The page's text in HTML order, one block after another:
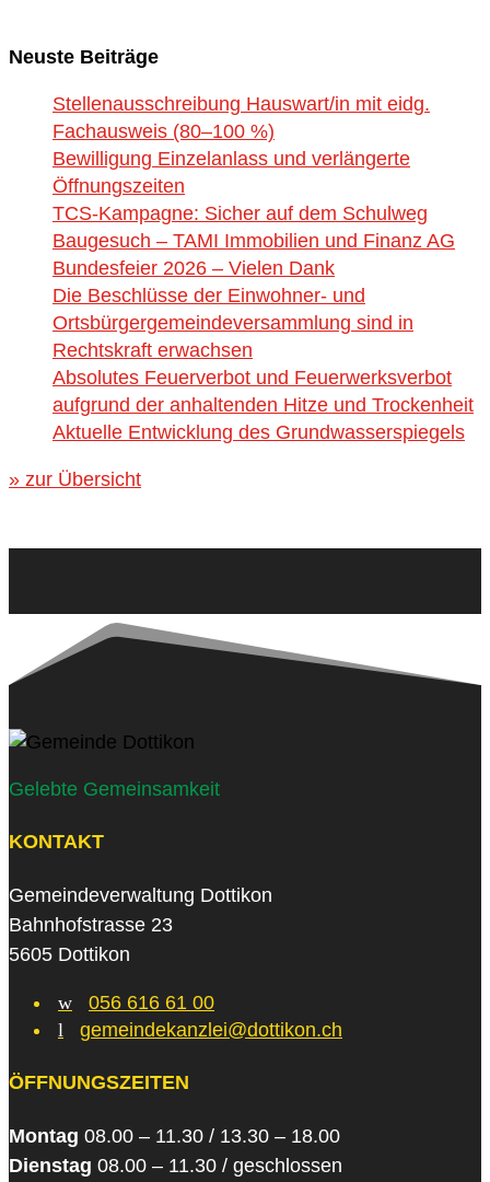
Neuste Beiträge
Stellenausschreibung Hauswart/in mit eidg.
Fachausweis (80–100 %)
Bewilligung Einzelanlass und verlängerte
Öffnungszeiten
TCS-Kampagne: Sicher auf dem Schulweg
Baugesuch – TAMI Immobilien und Finanz AG
Bundesfeier 2026 – Vielen Dank
Die Beschlüsse der Einwohner- und
Ortsbürgergemeindeversammlung sind in
Rechtskraft erwachsen
Absolutes Feuerverbot und Feuerwerksverbot
aufgrund der anhaltenden Hitze und Trockenheit
Aktuelle Entwicklung des Grundwasserspiegels
» zur Übersicht
Gelebte Gemeinsamkeit
KONTAKT
Gemeindeverwaltung Dottikon
Bahnhofstrasse 23
5605 Dottikon
w
056 616 61 00
l
gemeindekanzlei@dottikon.ch
ÖFFNUNGSZEITEN
Montag 08.00 – 11.30 / 13.30 – 18.00
Dienstag 08.00 – 11.30 / geschlossen